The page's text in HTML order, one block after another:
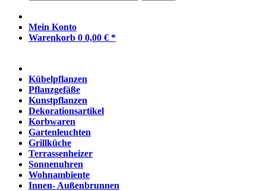
Mein Konto
Warenkorb 0 0,00 € *
Kübelpflanzen
Pflanzgefäße
Kunstpflanzen
Dekorationsartikel
Korbwaren
Gartenleuchten
Grillküche
Terrassenheizer
Sonnenuhren
Wohnambiente
Innen- Außenbrunnen